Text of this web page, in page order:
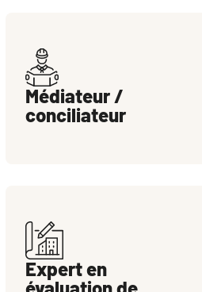
Médiateur /
conciliateur
Expert en